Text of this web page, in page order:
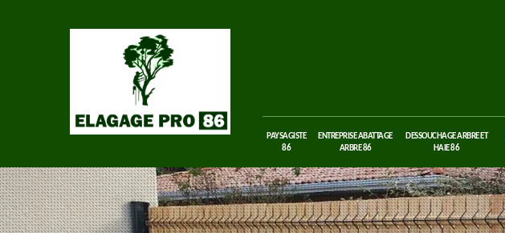
PAYSAGISTE
86
ENTREPRISE ABATTAGE
ARBRE 86
DESSOUCHAGE ARBRE ET
HAIE 86